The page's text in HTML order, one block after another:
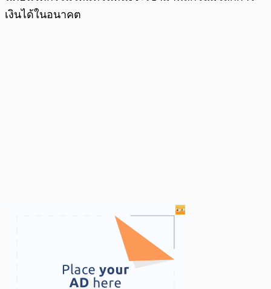
เงินได้ในอนาคต